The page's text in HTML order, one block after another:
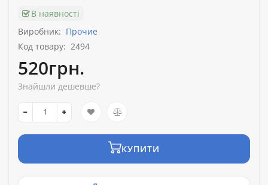
В наявності
Виробник: Прочие
Код товару: 2494
520грн.
Знайшли дешевше?
КУПИТИ